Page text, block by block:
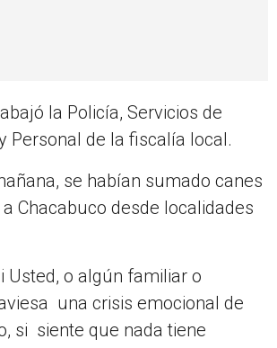
la Policía, Servicios de
Personal de la fiscalía local.
se habían sumado canes
Chacabuco desde localidades
Usted, o algún familiar o
una crisis emocional de
si siente que nada tiene